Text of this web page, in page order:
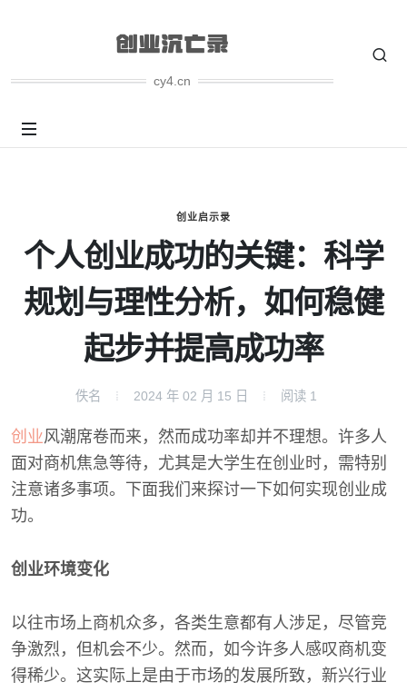
cy4.cn
创业启示录
个人创业成功的关键：科学
规划与理性分析，如何稳健
起步并提高成功率
佚名 2024 年 02 月 15 日 阅读 1
创业风潮席卷而来，然而成功率却并不理想。许多人
面对商机焦急等待，尤其是大学生在创业时，需特别
注意诸多事项。下面我们来探讨一下如何实现创业成
功。
创业环境变化
以往市场上商机众多，各类生意都有人涉足，尽管竞
争激烈，但机会不少。然而，如今许多人感叹商机变
得稀少。这实际上是由于市场的发展所致，新兴行业